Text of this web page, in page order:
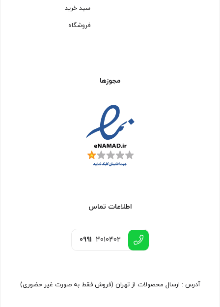
سبد خرید
فروشگاه
مجوزها
اطلاعات تماس
0991 4010402
آدرس : ارسال محصولات از تهران (فروش فقط به صورت غیر حضوری)